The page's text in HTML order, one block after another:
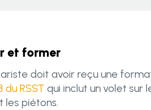
et former
doit avoir reçu une
du RSST qui inclut un volet sur
les piétons.